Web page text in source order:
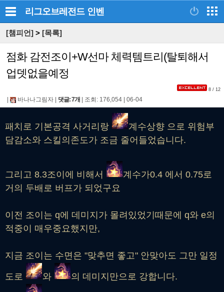
리그오브레전드 인벤
[챔피언] > [목록]
점화 감전조이+W선마 체력템트리(탈퇴해서
업뎃없을예정
8 / 12
바나나그림자 댓글: 7개 조회: 176,054 06-04
패치로 기본공격 사거리랑
계수상향 으로 위험부
담감소와 스킬의존도가 조금 줄어들었습니다.
그리고 8.3조이에 비해서
계수가0.4 에서 0.75로
거의 두배로 버프가 되었구요
이전 조이는 q에 데미지가 몰려있었기때문에 q와 e의
적중이 매우중요했지만,
지금 조이는 수면은 "맞추면 좋고" 안맞아도 그만 일정
도로 와 의 데미지만으로 강합니다.